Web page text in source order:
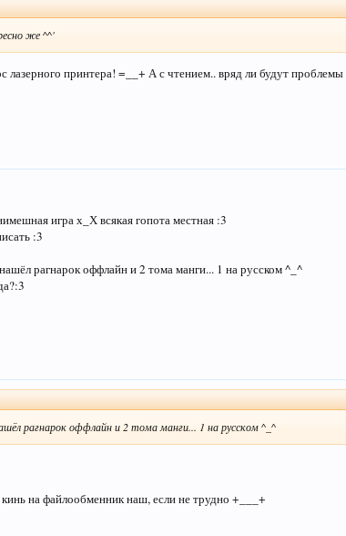
же ^^'
принтера! =__+ А с чтением.. вряд ли будут
игра х_Х всякая гопота местная :3
:3
рагнарок оффлайн и 2 тома манги... 1 на русском ^_^
рагнарок оффлайн и 2 тома манги... 1 на русском ^_^
на файлообменник наш, если не трудно +___+